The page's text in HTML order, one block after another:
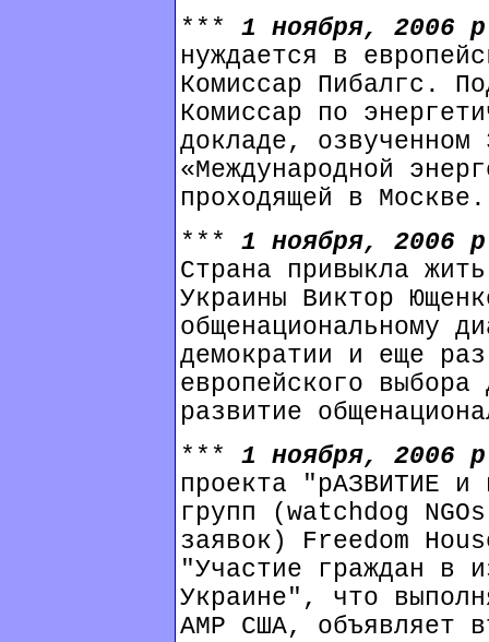
*** 1 ноября, 2006
нуждается в
Комиссар Пибалгс.
Комиссар по
докладе,
«Международной
проходящей в
*** 1 ноября, 2006
Страна привыкла
Украины Виктор
общенациональному
демократии и еще
европейского
развитие
*** 1 ноября, 2006
проекта "рАЗВИТИЕ и
групп (watchdog
заявок) Freedom
"Участие граждан в
Украине", что
АМР США, объявляет